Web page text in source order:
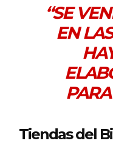
“SE
EN
Tiendas del